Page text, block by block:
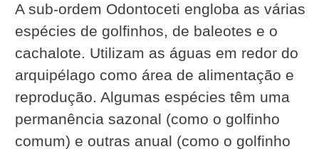
A sub-ordem Odontoceti engloba as várias
espécies de golfinhos, de baleotes e o
cachalote. Utilizam as águas em redor do
arquipélago como área de alimentação e
reprodução. Algumas espécies têm uma
permanência sazonal (como o golfinho
comum) e outras anual (como o golfinho